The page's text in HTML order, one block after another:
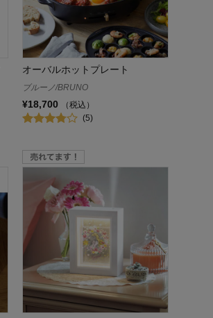
オーバルホットプレート
ブルーノ/BRUNO
¥18,700
（税込）
(5)